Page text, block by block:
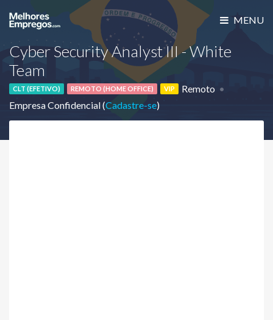
MENU
Cyber Security Analyst III - White
Team
CLT (EFETIVO) REMOTO (HOME OFFICE) VIP
Remoto
Empresa Confidencial (Cadastre-se)